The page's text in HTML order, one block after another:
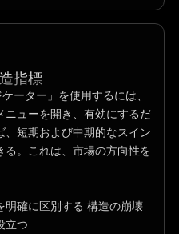
指標
ーター」を使用するには、
ューを開き、有効にするだ
短期および中期的なスイン
。これは、市場の方向性を
確に区別する 構造の崩壊
立つ